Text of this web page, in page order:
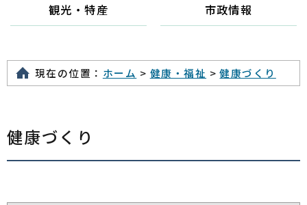
観光・特産
市政情報
現在の位置： ホーム > 健康・福祉 >健康づくり
健康づくり